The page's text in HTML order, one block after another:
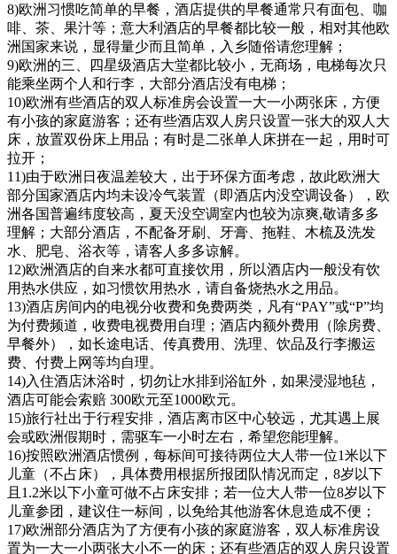
8)欧洲习惯吃简单的早餐，酒店提供的早餐通常只有面包、咖
啡、茶、果汁等；意大利酒店的早餐都比较一般，相对其他欧
洲国家来说，显得量少而且简单，入乡随俗请您理解；
9)欧洲的三、四星级酒店大堂都比较小，无商场，电梯每次只
能乘坐两个人和行李，大部分酒店没有电梯；
10)欧洲有些酒店的双人标准房会设置一大一小两张床，方便
有小孩的家庭游客；还有些酒店双人房只设置一张大的双人大
床，放置双份床上用品；有时是二张单人床拼在一起，用时可
拉开；
11)由于欧洲日夜温差较大，出于环保方面考虑，故此欧洲大
部分国家酒店内均未设冷气装置（即酒店内没空调设备），欧
洲各国普遍纬度较高，夏天没空调室内也较为凉爽,敬请多多
理解；大部分酒店，不配备牙刷、牙膏、拖鞋、木梳及洗发
水、肥皂、浴衣等，请客人多多谅解。
12)欧洲酒店的自来水都可直接饮用，所以酒店内一般没有饮
用热水供应，如习惯饮用热水，请自备烧热水之用品。
13)酒店房间内的电视分收费和免费两类，凡有“PAY”或“P”均
为付费频道，收费电视费用自理；酒店内额外费用（除房费、
早餐外），如长途电话、传真费用、洗理、饮品及行李搬运
费、付费上网等均自理。
14)入住酒店沐浴时，切勿让水排到浴缸外，如果浸湿地毡，
酒店可能会索赔 300欧元至1000欧元。
15)旅行社出于行程安排，酒店离市区中心较远，尤其遇上展
会或欧洲假期时，需驱车一小时左右，希望您能理解。
16)按照欧洲酒店惯例，每标间可接待两位大人带一位1米以下
儿童（不占床），具体费用根据所报团队情况而定，8岁以下
且1.2米以下小童可做不占床安排；若一位大人带一位8岁以下
儿童参团，建议住一标间，以免给其他游客休息造成不便；
17)欧洲部分酒店为了方便有小孩的家庭游客，双人标准房设
置为一大一小两张大小不一的床；还有些酒店的双人房只设置